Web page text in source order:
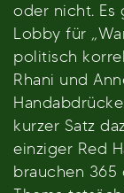
oder nicht. Es
Lobby für
politisch
Rhani und
kurzer Satz
einziger Red
brauchen 365